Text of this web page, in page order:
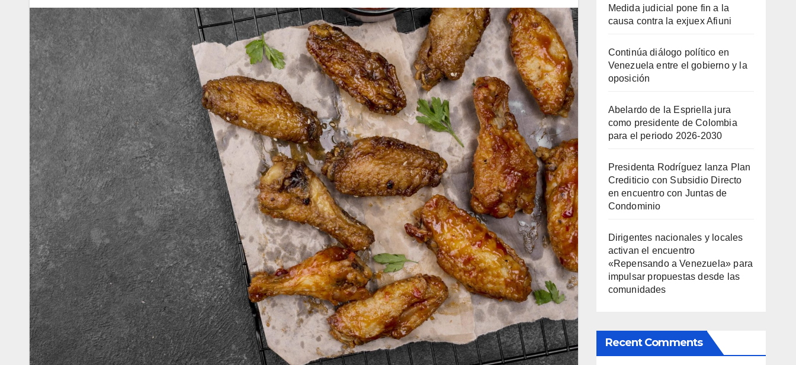
Medida judicial pone fin a la
causa contra la exjuex Afiuni
Continúa diálogo político en
Venezuela entre el gobierno y la
oposición
Abelardo de la Espriella jura
como presidente de Colombia
para el periodo 2026-2030
Presidenta Rodríguez lanza Plan
Crediticio con Subsidio Directo
en encuentro con Juntas de
Condominio
Dirigentes nacionales y locales
activan el encuentro
«Repensando a Venezuela» para
impulsar propuestas desde las
comunidades
Recent Comments